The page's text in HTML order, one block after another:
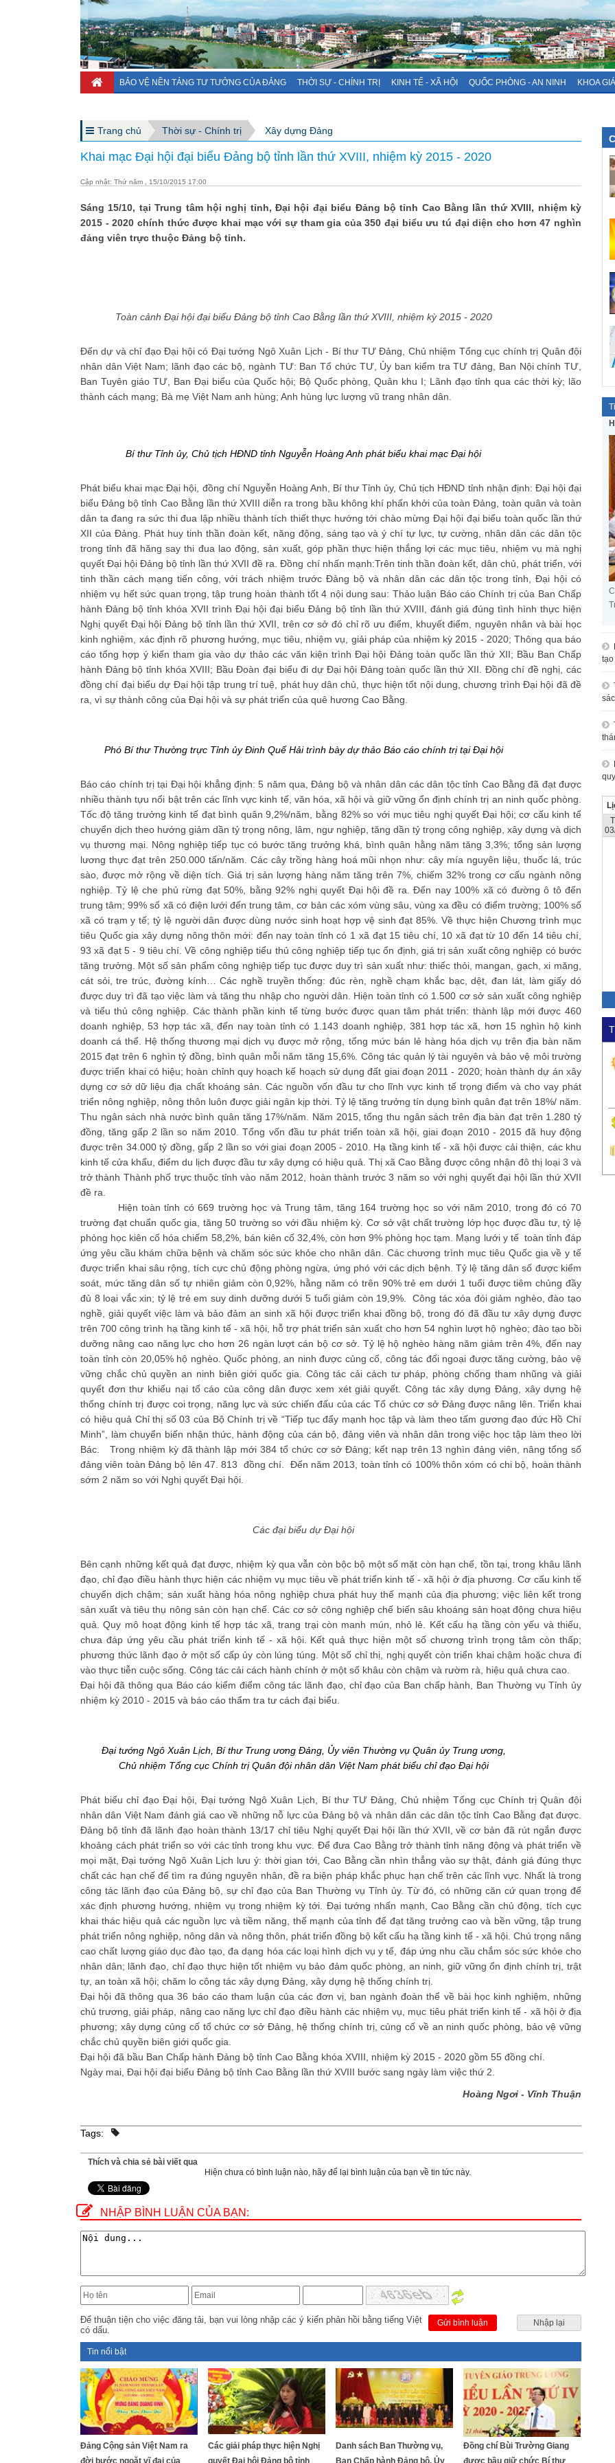
BẢO VỆ NỀN TẢNG TƯ TƯỞNG CỦA ĐẢNG THỜI SỰ - CHÍNH TRỊ KINH TẾ - XÃ HỘI QUỐC PHÒNG - AN NINH KHOA
Trang chủ Thời sự - Chính trị Xây dựng Đảng
Khai mạc Đại hội đại biểu Đảng bộ tỉnh lần thứ XVIII, nhiệm kỳ 2015 - 2020
Cập nhật: Thứ năm , 15/10/2015 17:00
Sáng 15/10, tại Trung tâm hội nghị tỉnh, Đại hội đại biểu Đảng bộ tỉnh Cao Bằng lần thứ XVIII, nhiệm kỳ
2015 - 2020 chính thức được khai mạc với sự tham gia của 350 đại biểu ưu tú đại diện cho hơn 47 nghìn
đảng viên trực thuộc Đảng bộ tỉnh.
Toàn cảnh Đại hội đại biểu Đảng bộ tỉnh Cao Bằng lần thứ XVIII, nhiệm kỳ 2015 - 2020
Đến dự và chỉ đạo Đại hội có Đại tướng Ngô Xuân Lịch - Bí thư TƯ Đảng, Chủ nhiệm Tổng cục chính trị Quân đội
nhân dân Việt Nam; lãnh đạo các bộ, ngành TƯ: Ban Tổ chức TƯ, Ủy ban kiểm tra TƯ đảng, Ban Nội chính TƯ,
Ban Tuyên giáo TƯ, Ban Đại biểu của Quốc hội; Bộ Quốc phòng, Quân khu I; Lãnh đạo tỉnh qua các thời kỳ; lão
thành cách mạng; Bà mẹ Việt Nam anh hùng; Anh hùng lực lượng vũ trang nhân dân.
Bí thư Tỉnh ủy, Chủ tịch HĐND tỉnh Nguyễn Hoàng Anh phát biểu khai mạc Đại hội
Phát biểu khai mạc Đại hội, đồng chí Nguyễn Hoàng Anh, Bí thư Tỉnh ủy, Chủ tịch HĐND tỉnh nhận định: Đại hội đại
biểu Đảng bộ tỉnh Cao Bằng lần thứ XVIII diễn ra trong bầu không khí phấn khởi của toàn Đảng, toàn quân và toàn
dân ta đang ra sức thi đua lập nhiều thành tích thiết thực hướng tới chào mừng Đại hội đại biểu toàn quốc lần thứ
XII của Đảng. Phát huy tinh thần đoàn kết, năng động, sáng tạo và ý chí tự lực, tự cường, nhân dân các dân tộc
trong tỉnh đã hăng say thi đua lao động, sản xuất, góp phần thực hiện thắng lợi các mục tiêu, nhiệm vụ mà nghị
quyết Đại hội Đảng bộ tỉnh lần thứ XVII đề ra. Đồng chí nhấn mạnh:Trên tinh thần đoàn kết, dân chủ, phát triển, với
tinh thần cách mạng tiến công, với trách nhiệm trước Đảng bộ và nhân dân các dân tộc trong tỉnh, Đại hội có
nhiệm vụ hết sức quan trọng, tập trung hoàn thành tốt 4 nội dung sau: Thảo luận Báo cáo Chính trị của Ban Chấp
hành Đảng bộ tỉnh khóa XVII trình Đại hội đại biểu Đảng bộ tỉnh lần thứ XVIII, đánh giá đúng tình hình thực hiện
Nghị quyết Đại hội Đảng bộ tỉnh lần thứ XVII, trên cơ sở đó chỉ rõ ưu điểm, khuyết điểm, nguyên nhân và bài học
kinh nghiệm, xác định rõ phương hướng, mục tiêu, nhiệm vụ, giải pháp của nhiệm kỳ 2015 - 2020; Thông qua báo
cáo tổng hợp ý kiến tham gia vào dự thảo các văn kiện trình Đại hội Đảng toàn quốc lần thứ XII; Bầu Ban Chấp
hành Đảng bộ tỉnh khóa XVIII; Bầu Đoàn đại biểu đi dự Đại hội Đảng toàn quốc lần thứ XII. Đồng chí đề nghị, các
đồng chí đại biểu dự Đại hội tập trung trí tuệ, phát huy dân chủ, thực hiện tốt nội dung, chương trình Đại hội đã đề
ra, vì sự thành công của Đại hội và sự phát triển của quê hương Cao Bằng.
Phó Bí thư Thường trực Tỉnh ủy Đinh Quế Hải trình bày dự thảo Báo cáo chính trị tại Đại hội
Báo cáo chính trị tại Đại hội khẳng định: 5 năm qua, Đảng bộ và nhân dân các dân tộc tỉnh Cao Bằng đã đạt được
nhiều thành tựu nổi bật trên các lĩnh vực kinh tế, văn hóa, xã hội và giữ vững ổn định chính trị an ninh quốc phòng.
Tốc độ tăng trưởng kinh tế đạt bình quân 9,2%/năm, bằng 82% so với mục tiêu nghị quyết Đại hội; cơ cấu kinh tế
chuyển dịch theo hướng giảm dần tỷ trọng nông, lâm, ngư nghiệp, tăng dần tỷ trọng công nghiệp, xây dựng và dịch
vụ thương mại. Nông nghiệp tiếp tục có bước tăng trưởng khá, bình quân hằng năm tăng 3,3%; tổng sản lượng
lương thực đạt trên 250.000 tấn/năm. Các cây trồng hàng hoá mũi nhọn như: cây mía nguyên liệu, thuốc lá, trúc
sào, được mở rộng về diện tích. Giá trị sản lượng hàng năm tăng trên 7%, chiếm 32% trong cơ cấu ngành nông
nghiệp. Tỷ lệ che phủ rừng đạt 50%, bằng 92% nghị quyết Đại hội đề ra. Đến nay 100% xã có đường ô tô đến
trung tâm; 99% số xã có điện lưới đến trung tâm, cơ bản các xóm vùng sâu, vùng xa đều có điểm trường; 100% số
xã có trạm y tế; tỷ lệ người dân được dùng nước sinh hoạt hợp vệ sinh đạt 85%. Về thực hiện Chương trình mục
tiêu Quốc gia xây dựng nông thôn mới: đến nay toàn tỉnh có 1 xã đạt 15 tiêu chí, 10 xã đạt từ 10 đến 14 tiêu chí,
93 xã đạt 5 - 9 tiêu chí. Về công nghiệp tiểu thủ công nghiệp tiếp tục ổn định, giá trị sản xuất công nghiệp có bước
tăng trưởng. Một số sản phẩm công nghiệp tiếp tục được duy trì sản xuất như: thiếc thỏi, mangan, gạch, xi măng,
cát sỏi, tre trúc, đường kính… Các nghề truyền thống: đúc rèn, nghề chạm khắc bạc, dệt, đan lát, làm giấy dó
được duy trì đã tạo việc làm và tăng thu nhập cho người dân. Hiện toàn tỉnh có 1.500 cơ sở sản xuất công nghiệp
và tiểu thủ công nghiệp. Các thành phần kinh tế từng bước được quan tâm phát triển: thành lập mới được 460
doanh nghiệp, 53 hợp tác xã, đến nay toàn tỉnh có 1.143 doanh nghiệp, 381 hợp tác xã, hơn 15 nghìn hộ kinh
doanh cá thể. Hệ thống thương mại dịch vụ được mở rộng, tổng mức bán lẻ hàng hóa dịch vụ trên địa bàn năm
2015 đạt trên 6 nghìn tỷ đồng, bình quân mỗi năm tăng 15,6%. Công tác quản lý tài nguyên và bảo vệ môi trường
được triển khai có hiệu; hoàn chỉnh quy hoạch kế hoạch sử dụng đất giai đoạn 2011 - 2020; hoàn thành dự án xây
dựng cơ sở dữ liệu địa chất khoáng sản. Các nguồn vốn đầu tư cho lĩnh vực kinh tế trọng điểm và cho vay phát
triển nông nghiệp, nông thôn luôn được giải ngân kịp thời. Tỷ lệ tăng trưởng tín dụng bình quân đạt trên 18%/ năm.
Thu ngân sách nhà nước bình quân tăng 17%/năm. Năm 2015, tổng thu ngân sách trên địa bàn đạt trên 1.280 tỷ
đồng, tăng gấp 2 lần so năm 2010. Tổng vốn đầu tư phát triển toàn xã hội, giai đoạn 2010 - 2015 đã huy động
được trên 34.000 tỷ đồng, gấp 2 lần so với giai đoạn 2005 - 2010. Hạ tầng kinh tế - xã hội được cải thiện, các khu
kinh tế cửa khẩu, điểm du lịch được đầu tư xây dựng có hiệu quả. Thị xã Cao Bằng được công nhận đô thị loại 3 và
trở thành Thành phố trực thuộc tỉnh vào năm 2012, hoàn thành trước 3 năm so với nghị quyết đại hội lần thứ XVII
đề ra.
Hiện toàn tỉnh có 669 trường học và Trung tâm, tăng 164 trường học so với năm 2010, trong đó có 70
trường đạt chuẩn quốc gia, tăng 50 trường so với đầu nhiệm kỳ. Cơ sở vật chất trường lớp học được đầu tư, tỷ lệ
phòng học kiên cố hóa chiếm 58,2%, bán kiên cố 32,4%, còn hơn 9% phòng học tạm. Mạng lưới y tế toàn tỉnh đáp
ứng yêu cầu khám chữa bệnh và chăm sóc sức khỏe cho nhân dân. Các chương trình mục tiêu Quốc gia về y tế
được triển khai sâu rộng, tích cực chủ động phòng ngừa, ứng phó với các dịch bệnh. Tỷ lệ tăng dân số được kiểm
soát, mức tăng dân số tự nhiên giảm còn 0,92%, hằng năm có trên 90% trẻ em dưới 1 tuổi được tiêm chủng đầy
đủ 8 loại vắc xin; tỷ lệ trẻ em suy dinh dưỡng dưới 5 tuổi giảm còn 19,9%. Công tác xóa đói giảm nghèo, đào tạo
nghề, giải quyết việc làm và bảo đảm an sinh xã hội được triển khai đồng bộ, trong đó đã đầu tư xây dựng được
trên 700 công trình hạ tầng kinh tế - xã hội, hỗ trợ phát triển sản xuất cho hơn 54 nghìn lượt hộ nghèo; đào tạo bồi
dưỡng nâng cao năng lực cho hơn 26 ngàn lượt cán bộ cơ sở. Tỷ lệ hộ nghèo hàng năm giảm trên 4%, đến nay
toàn tỉnh còn 20,05% hộ nghèo. Quốc phòng, an ninh được củng cố, công tác đối ngoại được tăng cường, bảo vệ
vững chắc chủ quyền an ninh biên giới quốc gia. Công tác cải cách tư pháp, phòng chống tham nhũng và giải
quyết đơn thư khiếu nại tố cáo của công dân được xem xét giải quyết. Công tác xây dựng Đảng, xây dựng hệ
thống chính trị được coi trọng, năng lực và sức chiến đấu của các Tổ chức cơ sở Đảng được nâng lên. Triển khai
có hiệu quả Chỉ thị số 03 của Bộ Chính trị về “Tiếp tục đẩy mạnh học tập và làm theo tấm gương đạo đức Hồ Chí
Minh”, làm chuyển biến nhận thức, hành động của cán bộ, đảng viên và nhân dân trong việc học tập làm theo lời
Bác. Trong nhiệm kỳ đã thành lập mới 384 tổ chức cơ sở Đảng; kết nạp trên 13 nghìn đảng viên, nâng tổng số
đảng viên toàn Đảng bộ lên 47. 813 đồng chí. Đến năm 2013, toàn tỉnh có 100% thôn xóm có chi bộ, hoàn thành
sớm 2 năm so với Nghị quyết Đại hội.
Các đại biểu dự Đại hội
Bên cạnh những kết quả đạt được, nhiệm kỳ qua vẫn còn bộc bộ một số mặt còn hạn chế, tồn tại, trong khâu lãnh
đạo, chỉ đạo điều hành thực hiện các nhiệm vụ mục tiêu về phát triển kinh tế - xã hội ở địa phương. Cơ cấu kinh tế
chuyển dịch chậm; sản xuất hàng hóa nông nghiệp chưa phát huy thế mạnh của địa phương; việc liên kết trong
sản xuất và tiêu thụ nông sản còn hạn chế. Các cơ sở công nghiệp chế biến sâu khoáng sản hoạt động chưa hiệu
quả. Quy mô hoạt động kinh tế hợp tác xã, trang trại còn manh mún, nhỏ lẻ. Kết cấu hạ tầng còn yếu và thiếu,
chưa đáp ứng yêu cầu phát triển kinh tế - xã hội. Kết quả thực hiện một số chương trình trọng tâm còn thấp;
phương thức lãnh đạo ở một số cấp ủy còn lúng túng. Một số chỉ thị, nghị quyết còn triển khai chậm hoặc chưa đi
vào thực tiễn cuộc sống. Công tác cải cách hành chính ở một số khâu còn chậm và rườm rà, hiệu quả chưa cao.
Đại hội đã thông qua Báo cáo kiểm điểm công tác lãnh đạo, chỉ đạo của Ban chấp hành, Ban Thường vụ Tỉnh ủy
nhiệm kỳ 2010 - 2015 và báo cáo thẩm tra tư cách đại biểu.
Đại tướng Ngô Xuân Lịch, Bí thư Trung ương Đảng, Ủy viên Thường vụ Quân ủy Trung ương,
Chủ nhiệm Tổng cục Chính trị Quân đội nhân dân Việt Nam phát biểu chỉ đạo Đại hội
Phát biểu chỉ đạo Đại hội, Đại tướng Ngô Xuân Lịch, Bí thư TƯ Đảng, Chủ nhiệm Tổng cục Chính trị Quân đội
nhân dân Việt Nam đánh giá cao về những nỗ lực của Đảng bộ và nhân dân các dân tộc tỉnh Cao Bằng đạt được.
Đảng bộ tỉnh đã lãnh đạo hoàn thành 13/17 chỉ tiêu Nghị quyết Đại hội lần thứ XVII, về cơ bản đã rút ngắn được
khoảng cách phát triển so với các tỉnh trong khu vực. Để đưa Cao Bằng trở thành tỉnh năng động và phát triển về
mọi mặt, Đại tướng Ngô Xuân Lịch lưu ý: thời gian tới, Cao Bằng cần nhìn thẳng vào sự thật, đánh giá đúng thực
chất các hạn chế để tìm ra đúng nguyên nhân, đề ra biện pháp khắc phục hạn chế trên các lĩnh vực. Nhất là trong
công tác lãnh đạo của Đảng bộ, sự chỉ đạo của Ban Thường vụ Tỉnh ủy. Từ đó, có những căn cứ quan trọng để
xác định phương hướng, nhiệm vụ trong nhiệm kỳ tới. Đại tướng nhấn mạnh, Cao Bằng cần chủ động, tích cực
khai thác hiệu quả các nguồn lực và tiềm năng, thế mạnh của tỉnh để đạt tăng trưởng cao và bền vững, tập trung
phát triển nông nghiệp, nông dân và nông thôn, phát triển đồng bộ kết cấu hạ tầng kinh tế - xã hội. Chú trọng nâng
cao chất lượng giáo dục đào tạo, đa dạng hóa các loại hình dịch vụ y tế, đáp ứng nhu cầu chắm sóc sức khỏe cho
nhân dân; lãnh đạo, chỉ đạo thực hiện tốt nhiệm vụ bảo đảm quốc phòng, an ninh, giữ vững ổn định chính trị, trật
tự, an toàn xã hội; chăm lo công tác xây dựng Đảng, xây dựng hệ thống chính trị.
Đại hội đã thông qua 36 báo cáo tham luận của các đơn vị, ban ngành đoàn thể về bài học kinh nghiệm, những
chủ trương, giải pháp, nâng cao năng lực chỉ đạo điều hành các nhiệm vụ, mục tiêu phát triển kinh tế - xã hội ở địa
phương; xây dựng củng cố tổ chức cơ sở Đảng, hệ thống chính trị, củng cố về an ninh quốc phòng, bảo vệ vững
chắc chủ quyền biên giới quốc gia.
Đại hội đã bầu Ban Chấp hành Đảng bộ tỉnh Cao Bằng khóa XVIII, nhiệm kỳ 2015 - 2020 gồm 55 đồng chí.
Ngày mai, Đại hội đại biểu Đảng bộ tỉnh Cao Bằng lần thứ XVIII bước sang ngày làm việc thứ 2.
Hoàng Ngơi - Vĩnh Thuận
Tags:
Thích và chia sẻ bài viết qua
Hiện chưa có bình luận nào, hãy để lại bình luận của bạn về tin tức này.
NHẬP BÌNH LUẬN CỦA BẠN:
Để thuận tiện cho việc đăng tải, bạn vui lòng nhập các ý kiến phản hồi bằng tiếng Việt
có dấu.
Gửi bình luận Nhập lại
Tin nổi bật
Đảng Cộng sản Việt Nam ra
đời bước ngoặt vĩ đại của
Các giải pháp thực hiện Nghị
quyết Đại hội Đảng bộ tỉnh
Danh sách Ban Thường vụ,
Ban Chấp hành Đảng bộ, Ủy
Đồng chí Bùi Trường Giang
được bầu giữ chức Bí thư